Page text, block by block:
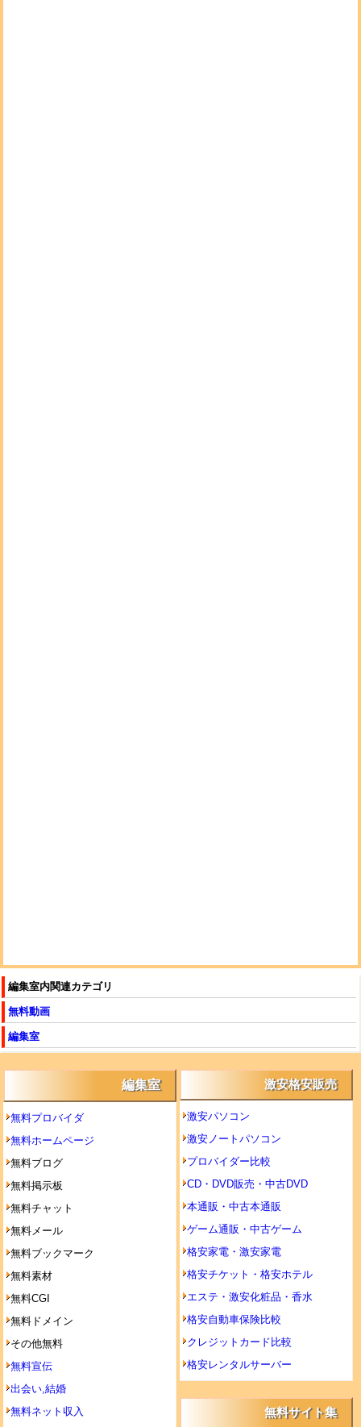
編集室内関連カテゴリ
無料動画
編集室
編集室
無料プロバイダ
無料ホームページ
無料ブログ
無料掲示板
無料チャット
無料メール
無料ブックマーク
無料素材
無料CGI
無料ドメイン
その他無料
無料宣伝
出会い,結婚
無料ネット収入
激安格安販売
激安パソコン
激安ノートパソコン
プロバイダー比較
CD・DVD販売・中古DVD
本通販・中古本通販
ゲーム通販・中古ゲーム
格安家電・激安家電
格安チケット・格安ホテル
エステ・激安化粧品・香水
格安自動車保険比較
クレジットカード比較
格安レンタルサーバー
無料サイト集